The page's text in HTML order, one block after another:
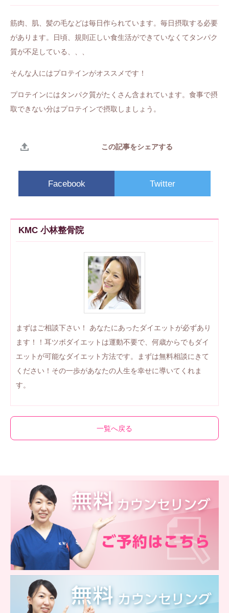
筋肉、肌、髪の毛などは毎日作られています。毎日摂取する必要
があります。日頃、規則正しい食生活ができていなくてタンパク
質が不足している、、、
そんな人にはプロテインがオススメです！
プロテインにはタンパク質がたくさん含まれています。食事で摂
取できない分はプロテインで摂取しましょう。
この記事をシェアする
Facebook Twitter
KMC 小林整骨院
まずはご相談下さい！ あなたにあったダイエットが必ずあり
ます！！耳ツボダイエットは運動不要で、何歳からでもダイ
エットが可能なダイエット方法です。まずは無料相談にきて
ください！その一歩があなたの人生を幸せに導いてくれま
す。
一覧へ戻る